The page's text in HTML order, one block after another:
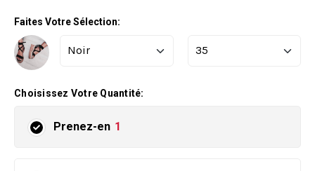
Faites Votre Sélection:
Choisissez Votre Quantité:
Prenez-en 1